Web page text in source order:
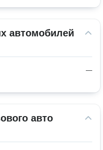
автомобилей
—
авто